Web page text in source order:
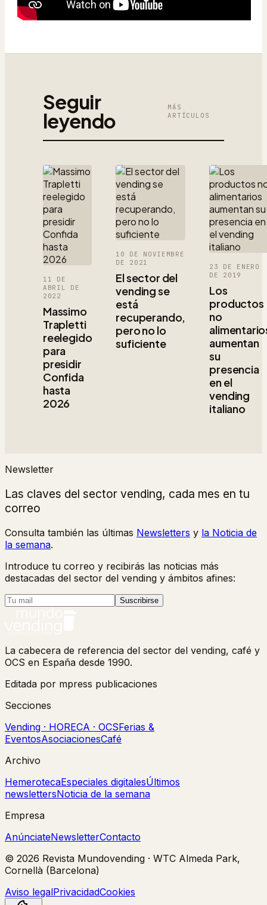
Seguir
leyendo
MÁS
ARTÍCULOS
11 DE
ABRIL DE
2022
Massimo
Trapletti
reelegido
para
presidir
Confida
hasta
2026
10 DE NOVIEMBRE
DE 2021
El sector del
vending se
está
recuperando,
pero no lo
suficiente
23 DE ENERO
DE 2019
Los
productos
no
aumentan
su
presencia
en el
vending
italiano
Newsletter
Las claves del sector vending, cada mes en tu
correo
Consulta también las últimas Newsletters y la Noticia de
la semana.
Introduce tu correo y recibirás las noticias más
destacadas del sector del vending y ámbitos afines:
Suscribirse
La cabecera de referencia del sector del vending, café y
OCS en España desde 1990.
Editada por mpress publicaciones
Secciones
Vending · HORECA · OCSFerias &
EventosAsociacionesCafé
Archivo
HemerotecaEspeciales digitalesÚltimos
newslettersNoticia de la semana
Empresa
AnúnciateNewsletterContacto
© 2026 Revista Mundovending · WTC Almeda Park,
Cornellà (Barcelona)
Aviso legalPrivacidadCookies